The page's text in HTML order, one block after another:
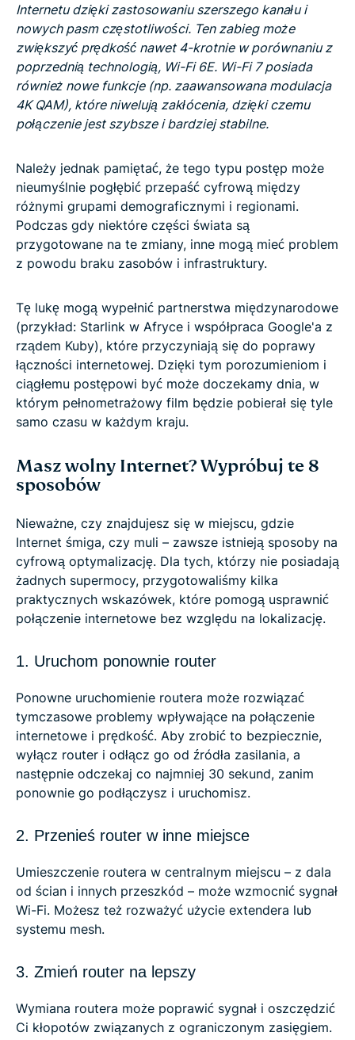
Internetu dzięki zastosowaniu szerszego kanału i
nowych pasm częstotliwości. Ten zabieg może
zwiększyć prędkość nawet 4-krotnie w porównaniu z
poprzednią technologią, Wi-Fi 6E. Wi-Fi 7 posiada
również nowe funkcje (np. zaawansowana modulacja
4K QAM), które niwelują zakłócenia, dzięki czemu
połączenie jest szybsze i bardziej stabilne.
Należy jednak pamiętać, że tego typu postęp może
nieumyślnie pogłębić przepaść cyfrową między
różnymi grupami demograficznymi i regionami.
Podczas gdy niektóre części świata są
przygotowane na te zmiany, inne mogą mieć problem
z powodu braku zasobów i infrastruktury.
Tę lukę mogą wypełnić partnerstwa międzynarodowe
(przykład: Starlink w Afryce i współpraca Google'a z
rządem Kuby), które przyczyniają się do poprawy
łączności internetowej. Dzięki tym porozumieniom i
ciągłemu postępowi być może doczekamy dnia, w
którym pełnometrażowy film będzie pobierał się tyle
samo czasu w każdym kraju.
Masz wolny Internet? Wypróbuj te 8
sposobów
Nieważne, czy znajdujesz się w miejscu, gdzie
Internet śmiga, czy muli – zawsze istnieją sposoby na
cyfrową optymalizację. Dla tych, którzy nie posiadają
żadnych supermocy, przygotowaliśmy kilka
praktycznych wskazówek, które pomogą usprawnić
połączenie internetowe bez względu na lokalizację.
1. Uruchom ponownie router
Ponowne uruchomienie routera może rozwiązać
tymczasowe problemy wpływające na połączenie
internetowe i prędkość. Aby zrobić to bezpiecznie,
wyłącz router i odłącz go od źródła zasilania, a
następnie odczekaj co najmniej 30 sekund, zanim
ponownie go podłączysz i uruchomisz.
2. Przenieś router w inne miejsce
Umieszczenie routera w centralnym miejscu – z dala
od ścian i innych przeszkód – może wzmocnić sygnał
Wi-Fi. Możesz też rozważyć użycie extendera lub
systemu mesh.
3. Zmień router na lepszy
Wymiana routera może poprawić sygnał i oszczędzić
Ci kłopotów związanych z ograniczonym zasięgiem.